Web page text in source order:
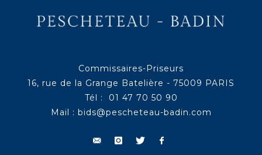
Commissaires-Priseurs
16, rue de la Grange Batelière - 75009 PARIS
Tél : 01 47 70 50 90
Mail : bids@pescheteau-badin.com